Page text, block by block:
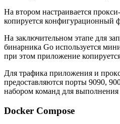
На втором настраивается
копируется конфигурационный
На заключительном этапе для
бинарника Go используется
при этом приложение
Для трафика приложения и
предоставляются порты 9090,
набором команд для
Docker Compose